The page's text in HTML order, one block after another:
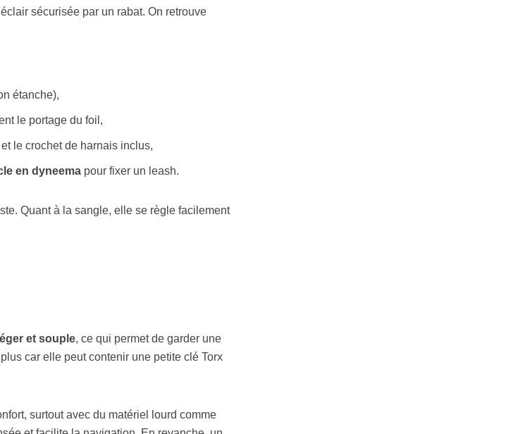
sécurisée par un rabat. On retrouve
étanche),
le portage du foil,
le crochet de harnais inclus,
en dyneemapour fixer un leash.
Quant à la sangle, elle se règle facilement
léger et souple, ce qui permet de garder une
car elle peut contenir une petite clé Torx
surtout avec du matériel lourd comme